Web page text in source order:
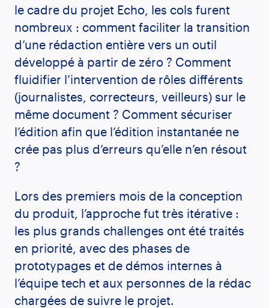
le cadre du projet Echo, les cols furent
nombreux : comment faciliter la transition
d’une rédaction entière vers un outil
développé à partir de zéro ? Comment
fluidifier l’intervention de rôles différents
(journalistes, correcteurs, veilleurs) sur le
même document ? Comment sécuriser
l’édition afin que l’édition instantanée ne
crée pas plus d’erreurs qu’elle n’en résout
?
Lors des premiers mois de la conception
du produit, l’approche fut très itérative :
les plus grands challenges ont été traités
en priorité, avec des phases de
prototypages et de démos internes à
l’équipe tech et aux personnes de la rédac
chargées de suivre le projet.